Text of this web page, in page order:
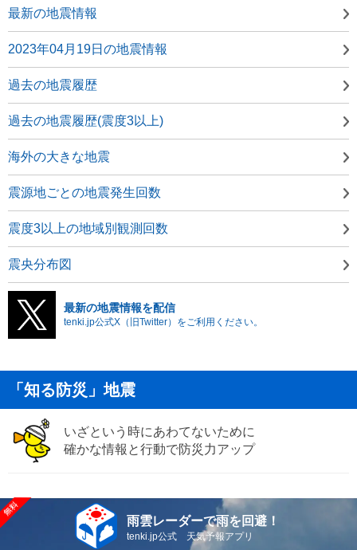
最新の地震情報
2023年04月19日の地震情報
過去の地震履歴
過去の地震履歴(震度3以上)
海外の大きな地震
震源地ごとの地震発生回数
震度3以上の地域別観測回数
震央分布図
最新の地震情報を配信
tenki.jp公式X（旧Twitter）をご利用ください。
「知る防災」地震
いざという時にあわてないために
確かな情報と行動で防災力アップ
雨雲レーダーで雨を回避！
tenki.jp公式 天気予報アプリ